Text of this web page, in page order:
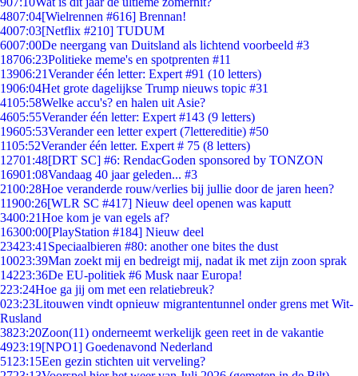
4807:04[Wielrennen #616] Brennan!
4007:03[Netflix #210] TUDUM
6007:00De neergang van Duitsland als lichtend voorbeeld #3
18706:23Politieke meme's en spotprenten #11
13906:21Verander één letter: Expert #91 (10 letters)
1906:04Het grote dagelijkse Trump nieuws topic #31
4105:58Welke accu's? en halen uit Asie?
4605:55Verander één letter: Expert #143 (9 letters)
19605:53Verander een letter expert (7lettereditie) #50
1105:52Verander één letter. Expert # 75 (8 letters)
12701:48[DRT SC] #6: RendacGoden sponsored by TONZON
16901:08Vandaag 40 jaar geleden... #3
2100:28Hoe veranderde rouw/verlies bij jullie door de jaren heen?
11900:26[WLR SC #417] Nieuw deel openen was kaputt
3400:21Hoe kom je van egels af?
16300:00[PlayStation #184] Nieuw deel
23423:41 Speciaalbieren #80: another one bites the dust
10023:39Man zoekt mij en bedreigt mij, nadat ik met zijn zoon sprak
14223:36De EU-politiek #6 Musk naar Europa!
223:24Hoe ga jij om met een relatiebreuk?
023:23Litouwen vindt opnieuw migrantentunnel onder grens met Wit-
Rusland
3823:20Zoon(11) onderneemt werkelijk geen reet in de vakantie
4923:19[NPO1] Goedenavond Nederland
51 23:15Een gezin stichten uit verveling?